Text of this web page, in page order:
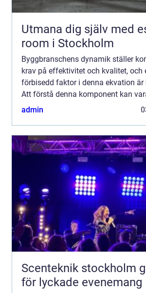
Utmana dig själv med
room i Stockholm
Byggbranschens dynamik ställer
krav på effektivitet och kvalitet, och
förbisedd faktor i denna ekvation är
Att förstå denna komponent kan
för framg&ar...
admin
Scenteknik stockholm grunden
för lyckade evenemang